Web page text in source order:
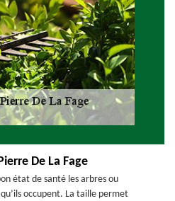
De La Fage
état de santé les arbres ou
occupent. La taille permet